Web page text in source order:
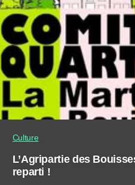
Culture
L’Agripartie des
reparti !